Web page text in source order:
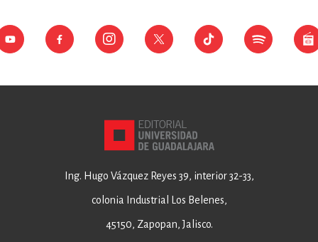
Ing. Hugo Vázquez Reyes 39, interior 32-33,
colonia Industrial Los Belenes,
45150, Zapopan, Jalisco.